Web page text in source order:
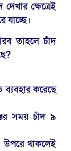
ক্ষেত্রেই
যাচ্ছে।
তাহলে চাঁদ
ব্যবহার করেছে
সময় চাঁদ ৯
উপরে থাকলেই